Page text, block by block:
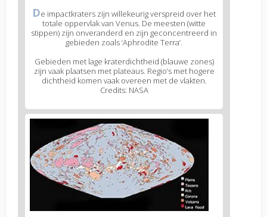
De impactkraters zijn willekeurig verspreid over het
totale oppervlak van Venus. De meesten (witte
stippen) zijn onveranderd en zijn geconcentreerd in
gebieden zoals ‘Aphrodite Terra’.
Gebieden met lage kraterdichtheid (blauwe zones)
zijn vaak plaatsen met plateaus. Regio’s met hogere
dichtheid komen vaak overeen met de vlakten.
Credits: NASA